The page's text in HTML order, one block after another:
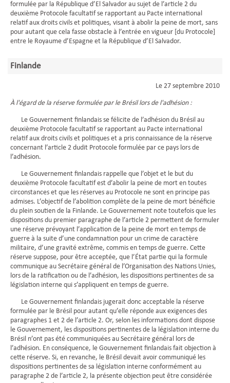
formulée par la République d’El Salvador au sujet de l’article 2 du
deuxième Protocole facultatif se rapportant au Pacte international
relatif aux droits civils et politiques, visant à abolir la peine de mort, sans
pour autant que cela fasse obstacle à l’entrée en vigueur [du Protocole]
entre le Royaume d’Espagne et la République d’El Salvador.
Finlande
Le 27 septembre 2010
À l'égard de la réserve formulée par le Brésil lors de l'adhésion :
Le Gouvernement finlandais se félicite de l’adhésion du Brésil au
deuxième Protocole facultatif se rapportant au Pacte international
relatif aux droits civils et politiques et a pris connaissance de la réserve
concernant l’article 2 dudit Protocole formulée par ce pays lors de
l’adhésion.
Le Gouvernement finlandais rappelle que l’objet et le but du
deuxième Protocole facultatif est d’abolir la peine de mort en toutes
circonstances et que les réserves au Protocole ne sont en principe pas
admises. L’objectif de l’abolition complète de la peine de mort bénéficie
du plein soutien de la Finlande. Le Gouvernement note toutefois que les
dispositions du premier paragraphe de l’article 2 permettent de formuler
une réserve prévoyant l’application de la peine de mort en temps de
guerre à la suite d’une condamnation pour un crime de caractère
militaire, d’une gravité extrême, commis en temps de guerre. Cette
réserve suppose, pour être acceptée, que l’État partie qui la formule
communique au Secrétaire général de l’Organisation des Nations Unies,
lors de la ratification ou de l’adhésion, les dispositions pertinentes de sa
législation interne qui s’appliquent en temps de guerre.
Le Gouvernement finlandais jugerait donc acceptable la réserve
formulée par le Brésil pour autant qu’elle réponde aux exigences des
paragraphes 1 et 2 de l’article 2. Or, selon les informations dont dispose
le Gouvernement, les dispositions pertinentes de la législation interne du
Brésil n’ont pas été communiquées au Secrétaire général lors de
l’adhésion. En conséquence, le Gouvernement finlandais fait objection à
cette réserve. Si, en revanche, le Brésil devait avoir communiqué les
dispositions pertinentes de sa législation interne conformément au
paragraphe 2 de l’article 2, la présente objection peut être considérée